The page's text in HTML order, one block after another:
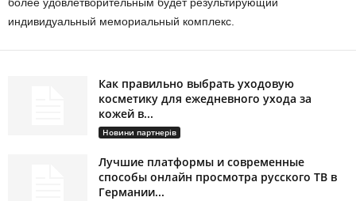
индивидуальный мемориальный комплекс.
Как правильно выбрать уходовую
косметику для ежедневного ухода за
кожей в...
Новини партнерів
Лучшие платформы и современные
способы онлайн просмотра русского ТВ в
Германии...